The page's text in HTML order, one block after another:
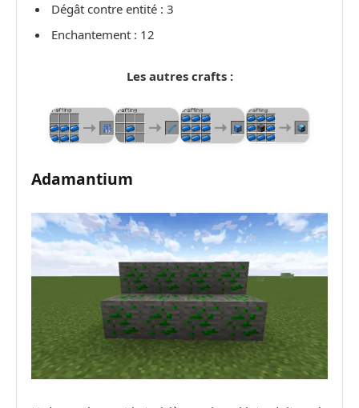
Dégât contre entité : 3
Enchantement : 12
Les autres crafts :
Adamantium